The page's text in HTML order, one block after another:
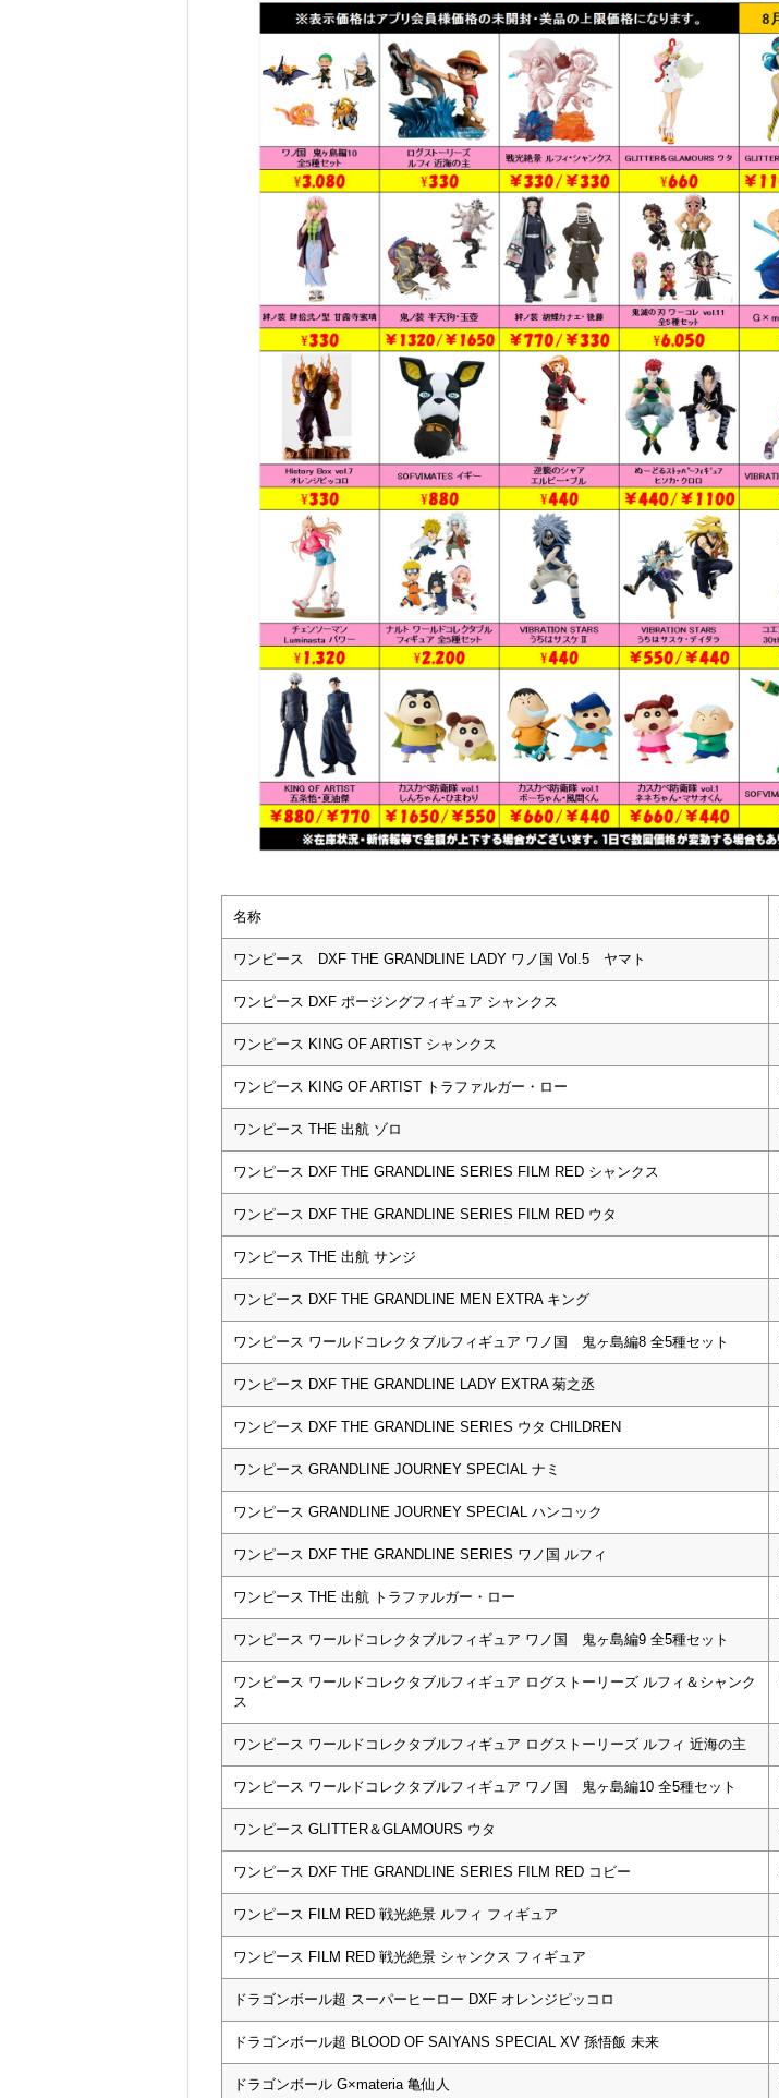
名称
ワンピース DXF THE GRANDLINE LADY ワノ国 Vol.5 ヤマト
ワンピース DXF ポージングフィギュア シャンクス
ワンピース KING OF ARTIST シャンクス
ワンピース KING OF ARTIST トラファルガー・ロー
ワンピース THE 出航 ゾロ
ワンピース DXF THE GRANDLINE SERIES FILM RED シャンクス
ワンピース DXF THE GRANDLINE SERIES FILM RED ウタ
ワンピース THE 出航 サンジ
ワンピース DXF THE GRANDLINE MEN EXTRA キング
ワンピース ワールドコレクタブルフィギュア ワノ国 鬼ヶ島編8 全5種セット
ワンピース DXF THE GRANDLINE LADY EXTRA 菊之丞
ワンピース DXF THE GRANDLINE SERIES ウタ CHILDREN
ワンピース GRANDLINE JOURNEY SPECIAL ナミ
ワンピース GRANDLINE JOURNEY SPECIAL ハンコック
ワンピース DXF THE GRANDLINE SERIES ワノ国 ルフィ
ワンピース THE 出航 トラファルガー・ロー
ワンピース ワールドコレクタブルフィギュア ワノ国 鬼ヶ島編9 全5種セット
ワンピース ワールドコレクタブルフィギュア ログストーリーズ ルフィ＆シャンク
ス
ワンピース ワールドコレクタブルフィギュア ログストーリーズ ルフィ 近海の主
ワンピース ワールドコレクタブルフィギュア ワノ国 鬼ヶ島編10 全5種セット
ワンピース GLITTER＆GLAMOURS ウタ
ワンピース DXF THE GRANDLINE SERIES FILM RED コビー
ワンピース FILM RED 戦光絶景 ルフィ フィギュア
ワンピース FILM RED 戦光絶景 シャンクス フィギュア
ドラゴンボール超 スーパーヒーロー DXF オレンジピッコロ
ドラゴンボール超 BLOOD OF SAIYANS SPECIAL XV 孫悟飯 未来
ドラゴンボール G×materia 亀仙人